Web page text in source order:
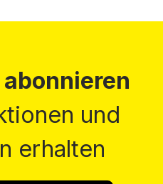
und
erhalten